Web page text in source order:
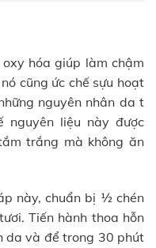
hóa giúp làm chậm
cũng ức chế sựu hoạt
nguyên nhân da t
nguyên liệu này được
trắng mà không ăn
này, chuẩn bị ½ chén
Tiến hành thoa hỗn
da và để trong 30 phút